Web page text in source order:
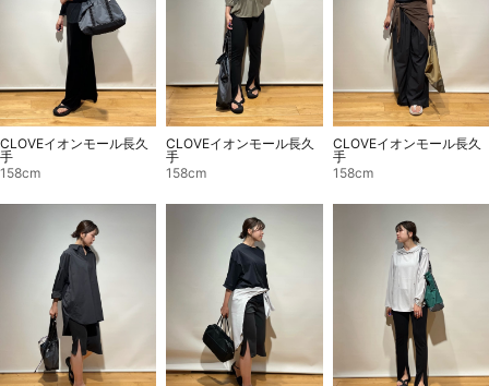
CLOVEイオンモール長久
手
158cm
CLOVEイオンモール長久
手
158cm
CLOVEイオンモール長久
手
158cm